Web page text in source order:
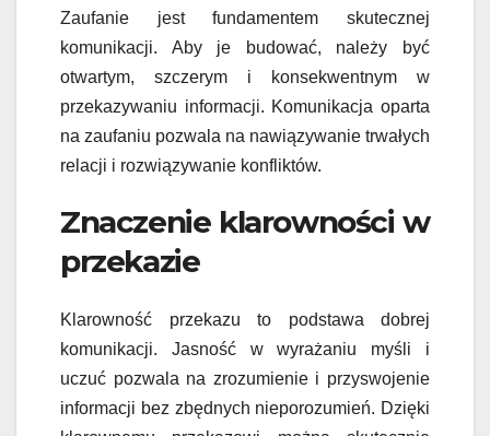
Zaufanie jest fundamentem skutecznej
komunikacji. Aby je budować, należy być
otwartym, szczerym i konsekwentnym w
przekazywaniu informacji. Komunikacja oparta
na zaufaniu pozwala na nawiązywanie trwałych
relacji i rozwiązywanie konfliktów.
Znaczenie klarowności w
przekazie
Klarowność przekazu to podstawa dobrej
komunikacji. Jasność w wyrażaniu myśli i
uczuć pozwala na zrozumienie i przyswojenie
informacji bez zbędnych nieporozumień. Dzięki